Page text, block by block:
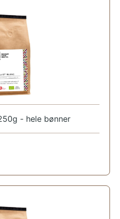
- hele bønner